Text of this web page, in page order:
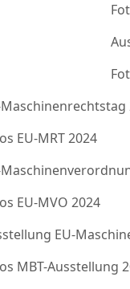
Maschinenrechtstag
EU-MRT 2024
EU-MVO 2024
EU-
MBT-Ausstellung